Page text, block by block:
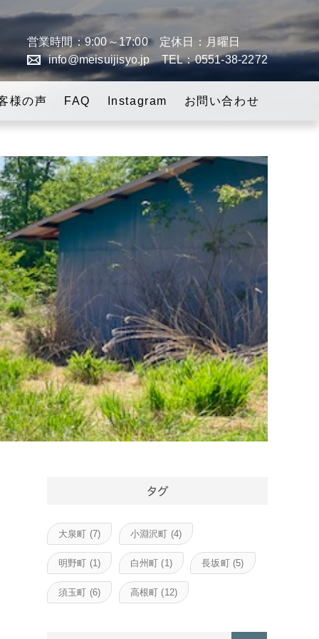
スローライフの実
営業時間：9:00～17:00 定休日：月曜日
info@meisuijisyo.jpTEL：0551-38-2272
様の声 FAQ Instagram お問い合わせ
タグ
大泉町 (7) 小淵沢町 (4)
明野町 (1) 白州町 (1) 長坂町(5)
須玉町 (6) 高根町 (12)